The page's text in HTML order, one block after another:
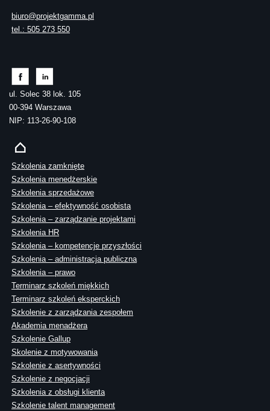
biuro@projektgamma.pl
tel.: 505 273 550
ul. Solec 38 lok. 105
00-394 Warszawa
NIP: 113-26-90-108
Szkolenia zamknięte
Szkolenia menedżerskie
Szkolenia sprzedażowe
Szkolenia – efektywność osobista
Szkolenia – zarządzanie projektami
Szkolenia HR
Szkolenia – kompetencje przyszłości
Szkolenia – administracja publiczna
Szkolenia – prawo
Terminarz szkoleń miękkich
Terminarz szkoleń eksperckich
Szkolenie z zarządzania zespołem
Akademia menadżera
Szkolenie Gallup
Skolenie z motywowania
Szkolenie z asertywności
Szkolenie z negocjacji
Szkolenia z obsługi klienta
Szkolenie talent management